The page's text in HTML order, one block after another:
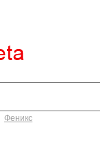
Феникс